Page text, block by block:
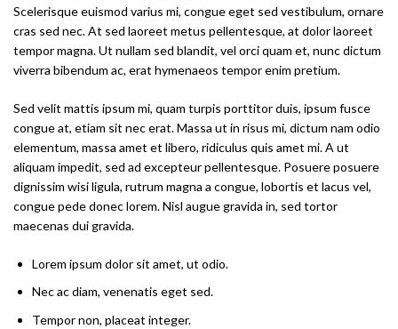
Scelerisque euismod varius mi, congue eget sed vestibulum, ornare
cras sed nec. At sed laoreet metus pellentesque, at dolor laoreet
tempor magna. Ut nullam sed blandit, vel orci quam et, nunc dictum
viverra bibendum ac, erat hymenaeos tempor enim pretium.
Sed velit mattis ipsum mi, quam turpis porttitor duis, ipsum fusce
congue at, etiam sit nec erat. Massa ut in risus mi, dictum nam odio
elementum, massa amet et libero, ridiculus quis amet mi. A ut
aliquam impedit, sed ad excepteur pellentesque. Posuere posuere
dignissim wisi ligula, rutrum magna a congue, lobortis et lacus vel,
congue pede donec lorem. Nisl augue gravida in, sed tortor
maecenas dui gravida.
Lorem ipsum dolor sit amet, ut odio.
Nec ac diam, venenatis eget sed.
Tempor non, placeat integer.